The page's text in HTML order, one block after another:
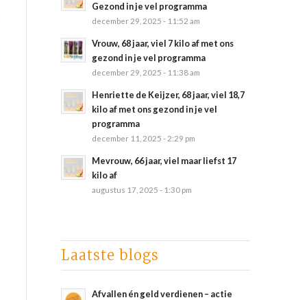
Gezond in je vel programma
december 29, 2025 - 11:52 am
Vrouw, 68 jaar, viel 7 kilo af met ons
gezond in je vel programma
december 29, 2025 - 11:38 am
Henriette de Keijzer, 68 jaar, viel 18,7
kilo af met ons gezond in je vel
programma
december 11, 2025 - 2:29 pm
Mevrouw, 66 jaar, viel maar liefst 17
kilo af
augustus 17, 2025 - 1:30 pm
Laatste blogs
Afvallen én geld verdienen – actie